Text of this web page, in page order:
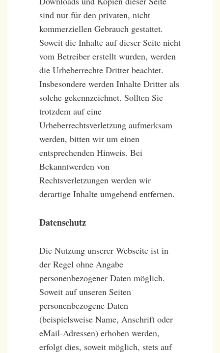
sind nur für den privaten, nicht
kommerziellen Gebrauch gestattet.
Soweit die Inhalte auf dieser Seite nicht
vom Betreiber erstellt wurden, werden
die Urheberrechte Dritter beachtet.
Insbesondere werden Inhalte Dritter als
solche gekennzeichnet. Sollten Sie
trotzdem auf eine
Urheberrechtsverletzung aufmerksam
werden, bitten wir um einen
entsprechenden Hinweis. Bei
Bekanntwerden von
Rechtsverletzungen werden wir
derartige Inhalte umgehend entfernen.
Datenschutz
Die Nutzung unserer Webseite ist in
der Regel ohne Angabe
personenbezogener Daten möglich.
Soweit auf unseren Seiten
personenbezogene Daten
(beispielsweise Name, Anschrift oder
eMail-Adressen) erhoben werden,
erfolgt dies, soweit möglich, stets auf